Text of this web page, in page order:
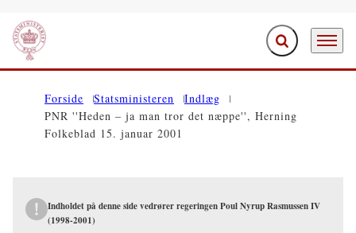
Gå til forsiden Fold søgefelt ud
Menu
Forside Statsministeren
Indlæg
PNR ''Heden – ja man tror det næppe'', Herning
Folkeblad 15. januar 2001
Indholdet på denne side vedrører regeringen Poul Nyrup Rasmussen IV
(1998-2001)